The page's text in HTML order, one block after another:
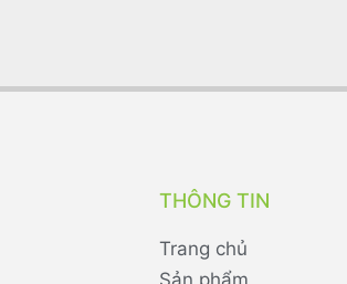
THÔNG TIN
Trang chủ
Sản phẩm